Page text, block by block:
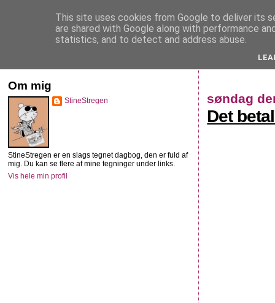
StineStregen
søndag
Det
Om mig
StineStregen
StineStregen er en slags tegnet dagbog, den er fuld af
mig. Du kan se flere af mine tegninger under links.
Vis hele min profil
This site uses cookies from Google to deliver its
are shared with Google along with performance
statistics, and to detect and address abuse.